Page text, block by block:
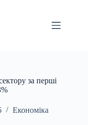
за перші
Економіка